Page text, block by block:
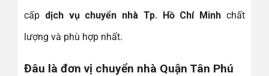
cấp dịch vụ chuyển nhà Tp. Hồ Chí Minh chất
lượng và phù hợp nhất.
Đâu là đơn vị chuyển nhà Quận Tân Phú